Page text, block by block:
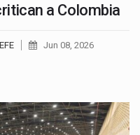
a Colombia
Jun 08, 2026